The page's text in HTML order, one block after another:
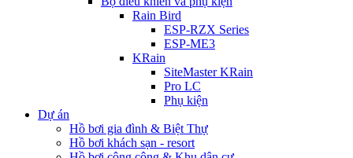
Rain Bird
ESP-RZX Series
ESP-ME3
KRain
SiteMaster KRain
Pro LC
Phụ kiện
Dự án
Hồ bơi gia đình & Biệt Thự
Hồ bơi khách sạn - resort